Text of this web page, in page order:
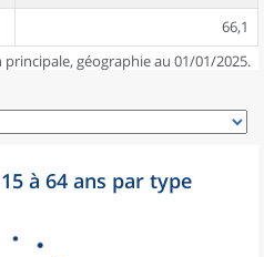
66,1
géographie au 01/01/2025.
à 64 ans par type